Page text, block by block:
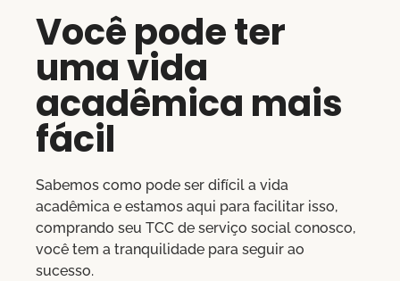
Você pode ter
uma vida
acadêmica mais
fácil
Sabemos como pode ser difícil a vida
acadêmica e estamos aqui para facilitar isso,
comprando seu TCC de serviço social conosco,
você tem a tranquilidade para seguir ao
sucesso.